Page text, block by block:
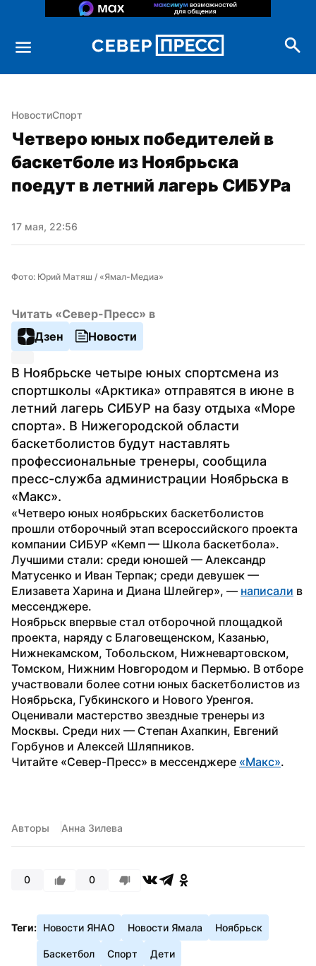
НовостиСпорт
Четверо юных победителей в
баскетболе из Ноябрьска
поедут в летний лагерь СИБУРа
17 мая, 22:56
Фото: Юрий Матяш / «Ямал-Медиа»
Читать «Север-Пресс» в
Дзен
Новости
В Ноябрьске четыре юных спортсмена из
спортшколы «Арктика» отправятся в июне в
летний лагерь СИБУР на базу отдыха «Море
спорта». В Нижегородской области
баскетболистов будут наставлять
профессиональные тренеры, сообщила
пресс-служба администрации Ноябрьска в
«Макс».
«Четверо юных ноябрьских баскетболистов
прошли отборочный этап всероссийского проекта
компании СИБУР «Кемп — Школа баскетбола».
Лучшими стали: среди юношей — Александр
Матусенко и Иван Терпак; среди девушек —
Елизавета Харина и Диана Шлейгер», — написали в
мессенджере.
Ноябрьск впервые стал отборочной площадкой
проекта, наряду с Благовещенском, Казанью,
Нижнекамском, Тобольском, Нижневартовском,
Томском, Нижним Новгородом и Пермью. В отборе
участвовали более сотни юных баскетболистов из
Ноябрьска, Губкинского и Нового Уренгоя.
Оценивали мастерство звездные тренеры из
Москвы. Среди них — Степан Ахапкин, Евгений
Горбунов и Алексей Шляпников.
Читайте «Север-Пресс» в мессенджере «Макс».
Авторы Анна Зилева
0 0
Теги: Новости ЯНАО Новости Ямала Ноябрьск
Баскетбол Спорт Дети